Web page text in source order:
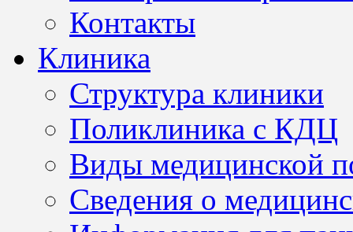
Контакты
Клиника
Структура клиники
Поликлиника с КДЦ
Виды медицинской
Сведения о